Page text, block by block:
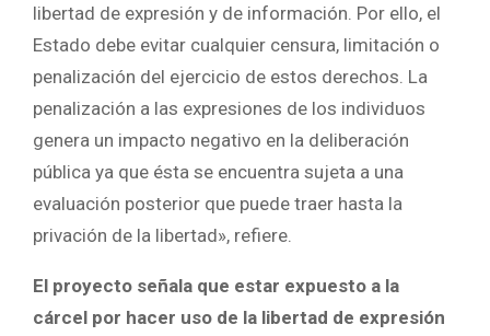
libertad de expresión y de información. Por ello, el
Estado debe evitar cualquier censura, limitación o
penalización del ejercicio de estos derechos. La
penalización a las expresiones de los individuos
genera un impacto negativo en la deliberación
pública ya que ésta se encuentra sujeta a una
evaluación posterior que puede traer hasta la
privación de la libertad», refiere.
El proyecto señala que estar expuesto a la
cárcel por hacer uso de la libertad de expresión